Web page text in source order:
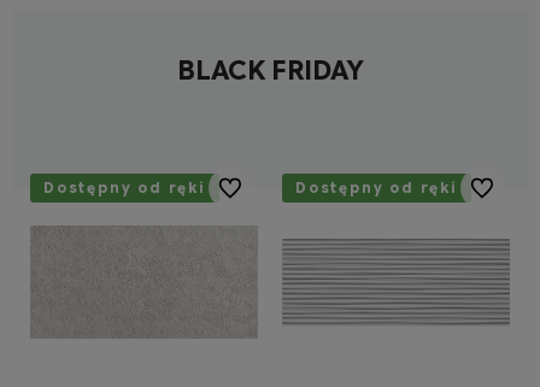
BLACK FRIDAY
Dostępny od ręki Do ulubionychDostępny od ręki Do